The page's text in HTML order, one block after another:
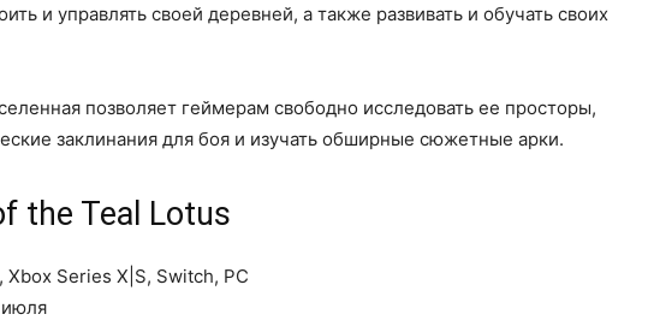
и управлять своей деревней, а также развивать и обучать своих
позволяет геймерам свободно исследовать ее просторы,
заклинания для боя и изучать обширные сюжетные арки.
the Teal Lotus
Xbox Series X|S, Switch, PC
июля